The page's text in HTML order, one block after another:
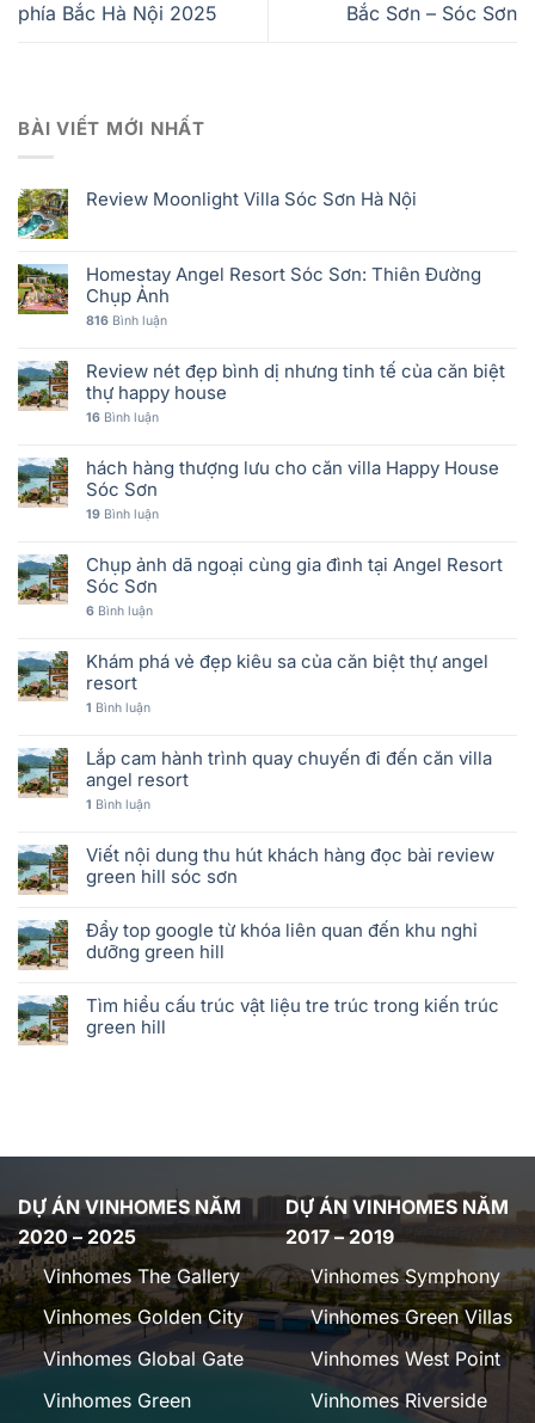
phía Bắc Hà Nội 2025
Bắc Sơn – Sóc Sơn
BÀI VIẾT MỚI NHẤT
Review Moonlight Villa Sóc Sơn Hà Nội
Homestay Angel Resort Sóc Sơn: Thiên Đường
Chụp Ảnh
816 Bình luận
Review nét đẹp bình dị nhưng tinh tế của căn biệt
thự happy house
16 Bình luận
hách hàng thượng lưu cho căn villa Happy House
Sóc Sơn
19 Bình luận
Chụp ảnh dã ngoại cùng gia đình tại Angel Resort
Sóc Sơn
6 Bình luận
Khám phá vẻ đẹp kiêu sa của căn biệt thự angel
resort
1 Bình luận
Lắp cam hành trình quay chuyến đi đến căn villa
angel resort
1 Bình luận
Viết nội dung thu hút khách hàng đọc bài review
green hill sóc sơn
Đẩy top google từ khóa liên quan đến khu nghỉ
dưỡng green hill
Tìm hiểu cấu trúc vật liệu tre trúc trong kiến trúc
green hill
DỰ ÁN VINHOMES NĂM
2020 – 2025
Vinhomes The Gallery
Vinhomes Golden City
Vinhomes Global Gate
Vinhomes Green
DỰ ÁN VINHOMES NĂM
2017 – 2019
Vinhomes Symphony
Vinhomes Green Villas
Vinhomes West Point
Vinhomes Riverside